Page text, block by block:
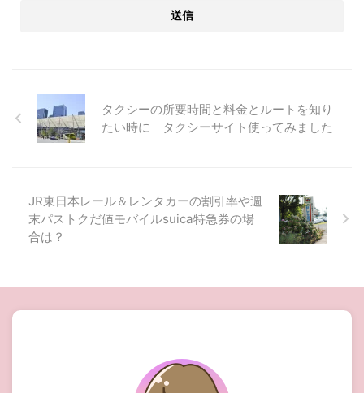
タクシーの所要時間と料金とルートを知り
たい時に タクシーサイト使ってみました
JR東日本レール＆レンタカーの割引率や週
末パストクだ値モバイルsuica特急券の場
合は？